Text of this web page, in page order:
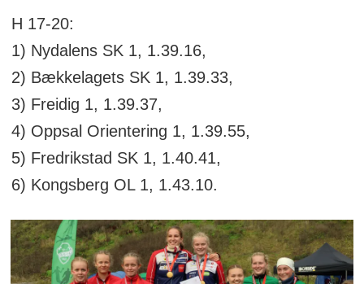
H 17-20:
1) Nydalens SK 1, 1.39.16,
2) Bækkelagets SK 1, 1.39.33,
3) Freidig 1, 1.39.37,
4) Oppsal Orientering 1, 1.39.55,
5) Fredrikstad SK 1, 1.40.41,
6) Kongsberg OL 1, 1.43.10.